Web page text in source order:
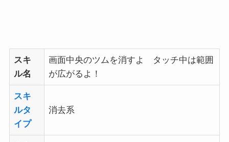
スキ
ル名
画面中央のツムを消すよ タッチ中は範囲
が広がるよ！
スキ
ルタ
イプ
消去系